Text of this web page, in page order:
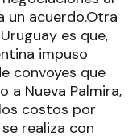
un acuerdo.Otra
es que,
impuso
convoyes que
a Nueva Palmira,
costos por
realiza con